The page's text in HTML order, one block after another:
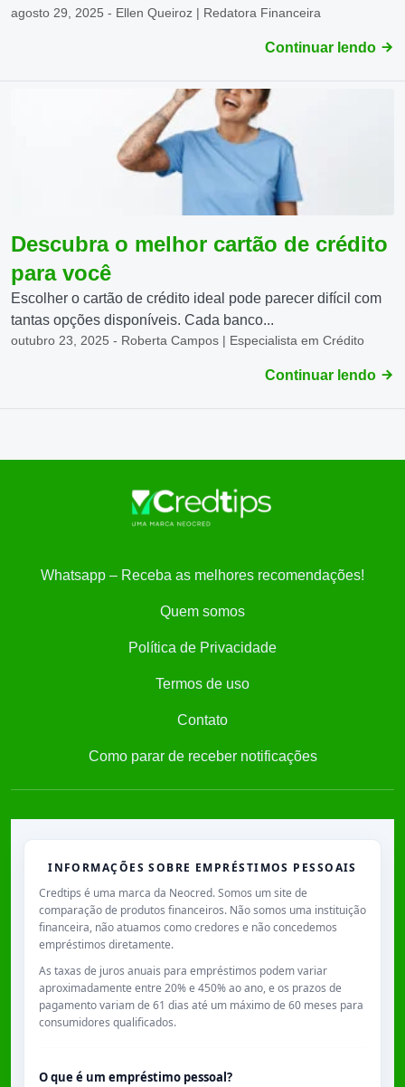
agosto 29, 2025 - Ellen Queiroz | Redatora Financeira
Continuar lendo
Descubra o melhor cartão de crédito
para você
Escolher o cartão de crédito ideal pode parecer difícil com
tantas opções disponíveis. Cada banco...
outubro 23, 2025 - Roberta Campos | Especialista em Crédito
Continuar lendo
Whatsapp – Receba as melhores recomendações!
Quem somos
Política de Privacidade
Termos de uso
Contato
Como parar de receber notificações
INFORMAÇÕES SOBRE EMPRÉSTIMOS PESSOAIS
Credtips é uma marca da Neocred. Somos um site de
comparação de produtos financeiros. Não somos uma instituição
financeira, não atuamos como credores e não concedemos
empréstimos diretamente.
As taxas de juros anuais para empréstimos podem variar
aproximadamente entre 20% e 450% ao ano, e os prazos de
pagamento variam de 61 dias até um máximo de 60 meses para
consumidores qualificados.
O que é um empréstimo pessoal?